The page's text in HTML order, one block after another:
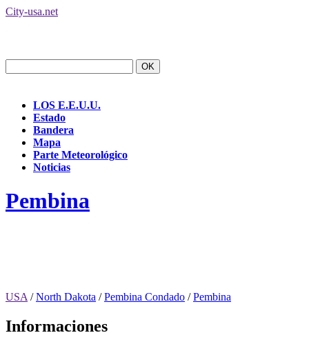
City-usa.net
LOS E.E.U.U.
Estado
Bandera
Mapa
Parte Meteorológico
Noticias
Pembina
USA /North Dakota /Pembina Condado /Pembina
Informaciones